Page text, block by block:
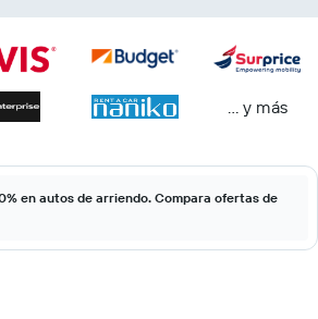
… y más
en autos de arriendo. Compara ofertas de